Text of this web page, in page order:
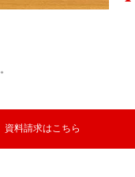
資料請求はこちら